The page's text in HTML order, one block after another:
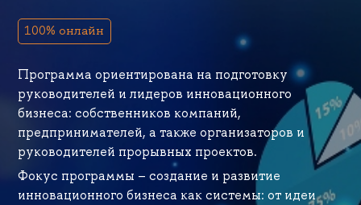
100% онлайн
Программа ориентирована на подготовку
руководителей и лидеров инновационного
изнеса: собственников компаний,
предпринимателей, а также организаторов и
руководителей прорывных проектов.
Фокус программы – создание и развитие
инновационного бизнеса как системы: от идеи